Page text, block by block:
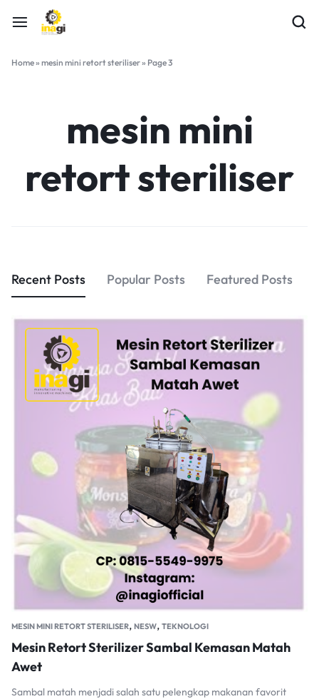
Home» mesin mini retort steriliser» Page 3
mesin mini
retort steriliser
Recent Posts Popular Posts Featured Posts
MESIN MINI RETORT STERILISER, NESW, TEKNOLOGI
Mesin Retort Sterilizer Sambal Kemasan Matah
Awet
Sambal matah menjadi salah satu pelengkap makanan favorit